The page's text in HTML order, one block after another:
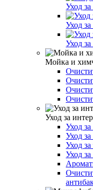
Уход
Уход
Уход
Мойка и
Уход за
Уход
Уход
Уход
Уход